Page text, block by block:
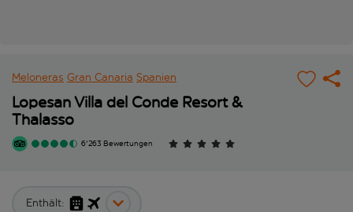
Meloneras Gran Canaria Spanien
Lopesan Villa del Conde Resort &
Thalasso
6'263 Bewertungen
Enthält: